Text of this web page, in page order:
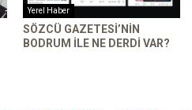
Yerel Haber
SÖZCÜ GAZETESI’NIN
BODRUM ILE NE DERDI VAR?